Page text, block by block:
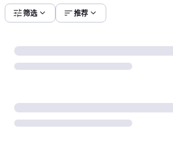
tune筛选 expand_more sort推荐 expand_more